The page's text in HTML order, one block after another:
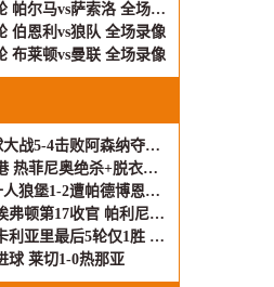
05月25日 意甲第38轮 帕尔马vs萨索洛 全场录像
伯恩利vs狼队 全场录像
布莱顿vs曼联 全场录像
卫冕欧冠！巴黎点球大战5-4击败阿森纳夺冠 加布里埃尔、埃泽失点
三连胜！铁人3-2海港 热菲尼奥绝杀+脱衣吃第2黄 姆本扎3轮轰6球
首次从德甲降级！十人狼堡1-2遭帕德博恩逆转 库尔达加时赛制胜
保级成功！热刺1-0埃弗顿第17收官 帕利尼亚制胜热刺近6轮仅1负
无缘欧冠！米兰1-2卡利亚里最后5轮仅1胜 萨勒马科尔斯闪击难救主
球 莱切1-0热那亚